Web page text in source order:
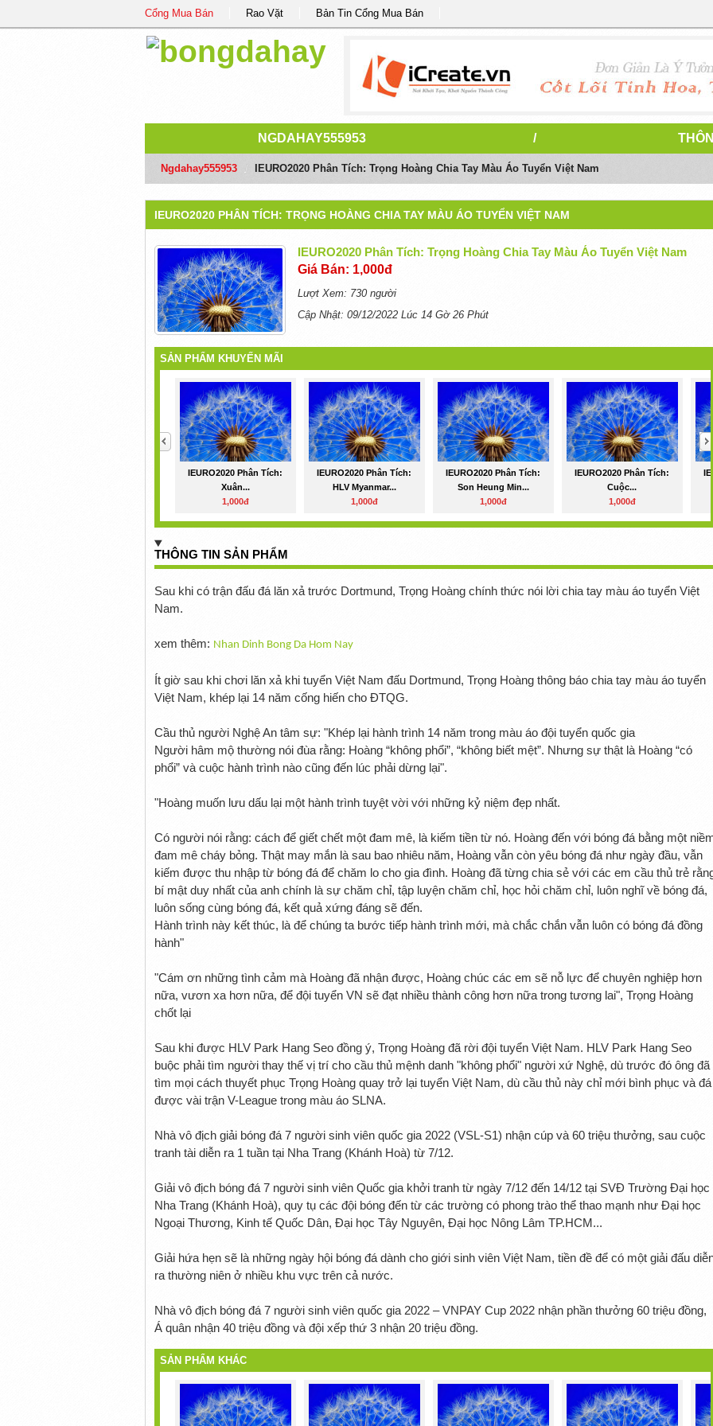
Cổng Mua Bán Rao Vặt Bản Tin Cổng Mua Bán
NGDAHAY555953 /
Ngdahay555953 IEURO2020 Phân Tích: Trọng Hoàng Chia Tay Màu Áo Tuyển Việt Nam
IEURO2020 PHÂN TÍCH: TRỌNG HOÀNG CHIA TAY MÀU ÁO TUYỂN VIỆT NAM
IEURO2020 Phân Tích: Trọng Hoàng Chia Tay Màu Áo Tuyển Việt Nam
Giá Bán: 1,000đ
Lượt Xem: 730 người
Cập Nhật: 09/12/2022 Lúc 14 Gờ 26 Phút
SẢN PHẨM KHUYẾN MÃI
IEURO2020 Phân Tích:
Xuân...
1,000đ
IEURO2020 Phân Tích:
HLV Myanmar...
1,000đ
IEURO2020 Phân Tích:
Son Heung Min...
1,000đ
IEURO2020 Phân Tích:
Cuộc...
1,000đ
THÔNG TIN SẢN PHẨM
Sau khi có trận đấu đá lăn xả trước Dortmund, Trọng Hoàng chính thức nói lời chia tay màu áo tuyển Việt
Nam.
xem thêm: Nhan Dinh Bong Da Hom Nay
Ít giờ sau khi chơi lăn xả khi tuyển Việt Nam đấu Dortmund, Trọng Hoàng thông báo chia tay màu áo tuyển
Việt Nam, khép lại 14 năm cống hiến cho ĐTQG.
Cầu thủ người Nghệ An tâm sự: "Khép lại hành trình 14 năm trong màu áo đội tuyển quốc gia
Người hâm mộ thường nói đùa rằng: Hoàng “không phổi”, “không biết mệt”. Nhưng sự thật là Hoàng “có
phổi” và cuộc hành trình nào cũng đến lúc phải dừng lại".
"Hoàng muốn lưu dấu lại một hành trình tuyệt vời với những kỷ niệm đẹp nhất.
Có người nói rằng: cách để giết chết một đam mê, là kiếm tiền từ nó. Hoàng đến với bóng đá bằng một
đam mê cháy bỏng. Thật may mắn là sau bao nhiêu năm, Hoàng vẫn còn yêu bóng đá như ngày đầu, vẫn
kiếm được thu nhập từ bóng đá để chăm lo cho gia đình. Hoàng đã từng chia sẻ với các em cầu thủ trẻ
bí mật duy nhất của anh chính là sự chăm chỉ, tập luyện chăm chỉ, học hỏi chăm chỉ, luôn nghĩ về bóng đá,
luôn sống cùng bóng đá, kết quả xứng đáng sẽ đến.
Hành trình này kết thúc, là để chúng ta bước tiếp hành trình mới, mà chắc chắn vẫn luôn có bóng đá đồng
hành"
"Cám ơn những tình cảm mà Hoàng đã nhận được, Hoàng chúc các em sẽ nỗ lực để chuyên nghiệp hơn
nữa, vươn xa hơn nữa, để đội tuyển VN sẽ đạt nhiều thành công hơn nữa trong tương lai", Trọng Hoàng
chốt lại
Sau khi được HLV Park Hang Seo đồng ý, Trọng Hoàng đã rời đội tuyển Việt Nam. HLV Park Hang Seo
buộc phải tìm người thay thế vị trí cho cầu thủ mệnh danh "không phổi" người xứ Nghệ, dù trước đó ông đã
tìm mọi cách thuyết phục Trọng Hoàng quay trở lại tuyển Việt Nam, dù cầu thủ này chỉ mới bình phục và đá
được vài trận V-League trong màu áo SLNA.
Nhà vô địch giải bóng đá 7 người sinh viên quốc gia 2022 (VSL-S1) nhận cúp và 60 triệu thưởng, sau cuộc
tranh tài diễn ra 1 tuần tại Nha Trang (Khánh Hoà) từ 7/12.
Giải vô địch bóng đá 7 người sinh viên Quốc gia khởi tranh từ ngày 7/12 đến 14/12 tại SVĐ Trường Đại học
Nha Trang (Khánh Hoà), quy tụ các đội bóng đến từ các trường có phong trào thể thao mạnh như Đại học
Ngoại Thương, Kinh tế Quốc Dân, Đại học Tây Nguyên, Đại học Nông Lâm TP.HCM...
Giải hứa hẹn sẽ là những ngày hội bóng đá dành cho giới sinh viên Việt Nam, tiền đề để có một giải đấu
ra thường niên ở nhiều khu vực trên cả nước.
Nhà vô địch bóng đá 7 người sinh viên quốc gia 2022 – VNPAY Cup 2022 nhận phần thưởng 60 triệu đồng,
Á quân nhận 40 triệu đồng và đội xếp thứ 3 nhận 20 triệu đồng.
SẢN PHẨM KHÁC